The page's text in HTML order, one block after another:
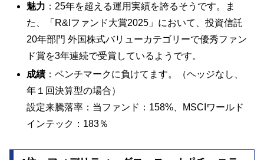
魅力 ：25年を超える運用実績を誇るそうです。ま
た、「R&Iファンド大賞2025」において、投資信託
20年部門 外国株式バリューカテゴリーで優秀ファン
ド賞を3年連続で受賞しているようです。
成績 ：ベンチマークに負けてます。（ヘッジなし、
年１回決算型の場合）
設定来騰落率：当ファンド：158%、MSCIワールド
インテック：183％